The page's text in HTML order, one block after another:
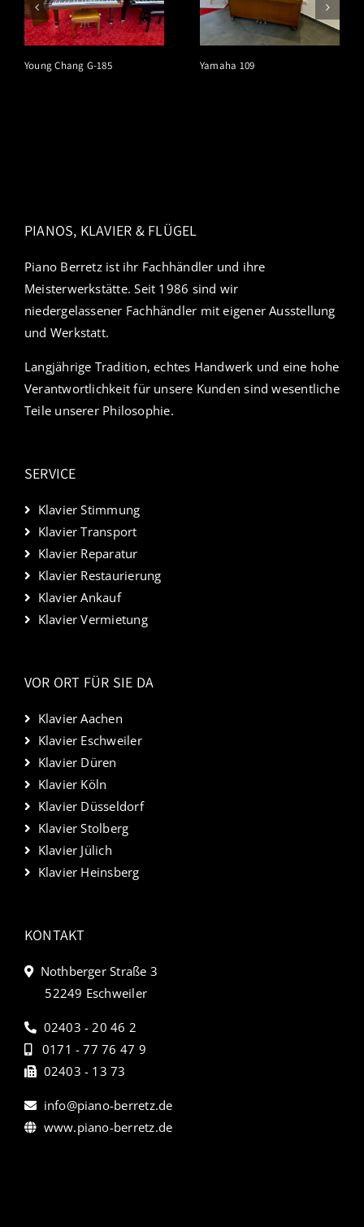
Young Chang G-185 Yamaha 109
PIANOS, KLAVIER & FLÜGEL
Piano Berretz ist ihr Fachhändler und ihre
Meisterwerkstätte. Seit 1986 sind wir
niedergelassener Fachhändler mit eigener Ausstellung
und Werkstatt.
Langjährige Tradition, echtes Handwerk und eine hohe
Verantwortlichkeit für unsere Kunden sind wesentliche
Teile unserer Philosophie.
SERVICE
Klavier Stimmung
Klavier Transport
Klavier Reparatur
Klavier Restaurierung
Klavier Ankauf
Klavier Vermietung
VOR ORT FÜR SIE DA
Klavier Aachen
Klavier Eschweiler
Klavier Düren
Klavier Köln
Klavier Düsseldorf
Klavier Stolberg
Klavier Jülich
Klavier Heinsberg
KONTAKT
Nothberger Straße 3
52249 Eschweiler
02403 - 20 46 2
0171 - 77 76 47 9
02403 - 13 73
info@piano-berretz.de
www.piano-berretz.de